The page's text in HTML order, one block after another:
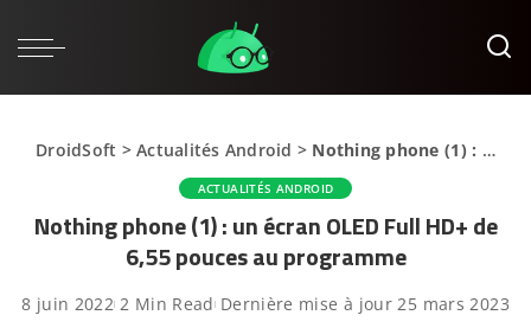
DroidSoft >Actualités Android > Nothing phone (1) : un écran OLED Full HD+ de 6,55 pouces au programme
ACTUALITÉS ANDROID
Nothing phone (1) : un écran OLED Full HD+ de
6,55 pouces au programme
8 juin 2022 2 Min Read Dernière mise à jour 25 mars 2023